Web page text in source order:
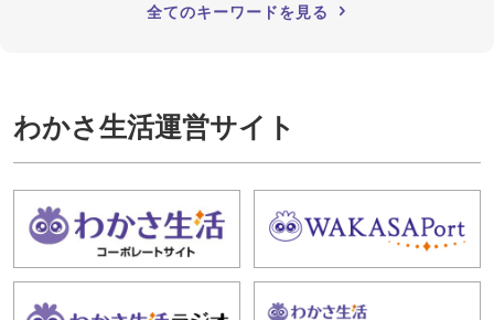
全てのキーワードを見る
わかさ生活運営サイト